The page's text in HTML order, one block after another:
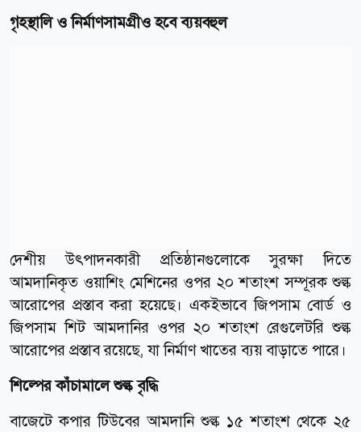
গৃহস্থালি ও নির্মাণসামগ্রীও হবে ব্যয়বহুল
দেশীয় উৎপাদনকারী প্রতিষ্ঠানগুলোকে সুরক্ষা দিতে
আমদানিকৃত ওয়াশিং মেশিনের ওপর ২০ শতাংশ সম্পূরক শুল্ক
আরোপের প্রস্তাব করা হয়েছে। একইভাবে জিপসাম বোর্ড ও
জিপসাম শিট আমদানির ওপর ২০ শতাংশ রেগুলেটরি শুল্ক
আরোপের প্রস্তাব রয়েছে, যা নির্মাণ খাতের ব্যয় বাড়াতে পারে।
শিল্পের কাঁচামালে শুল্ক বৃদ্ধি
বাজেটে কপার টিউবের আমদানি শুল্ক ১৫ শতাংশ থেকে ২৫